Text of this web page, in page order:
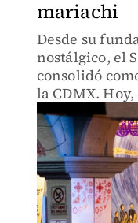
mariachi
Desde su
nostálgico, el
consolidó
la CDMX.
refugio de
Jiménez y